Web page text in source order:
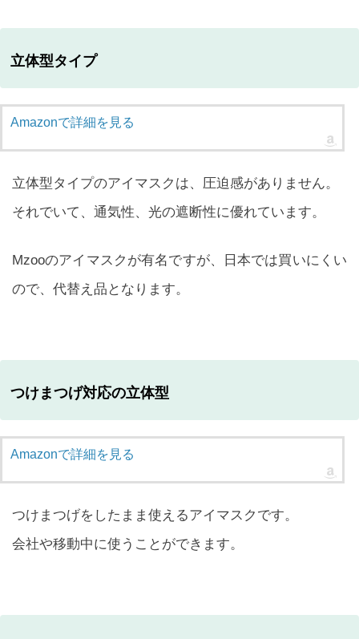
立体型タイプ
Amazonで詳細を見る
立体型タイプのアイマスクは、圧迫感がありません。
それでいて、通気性、光の遮断性に優れています。
Mzooのアイマスクが有名ですが、日本では買いにくい
ので、代替え品となります。
つけまつげ対応の立体型
Amazonで詳細を見る
つけまつげをしたまま使えるアイマスクです。
会社や移動中に使うことができます。